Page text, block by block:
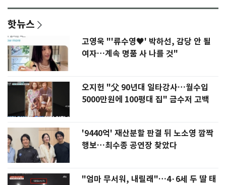
핫뉴스
고영욱 "'류수영♥' 박하선, 감당 안 될
여자…계속 명품 사 나를 것"
오지헌 "父 90년대 일타강사…월수입
5000만원에 100평대 집" 금수저 고백
'9440억' 재산분할 판결 뒤 노소영 깜짝
행보…최수종 공연장 찾았다
"엄마 무서워, 내릴래"…4·6세 두 딸 태